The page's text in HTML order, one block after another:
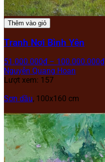
Thêm vào giỏ
Tranh Nơi Bình Yên
51.000.000₫ – 100.000.000₫
Nguyễn Quang Hoan
Lượt xem: 157
Sơn dầu, 100x160 cm